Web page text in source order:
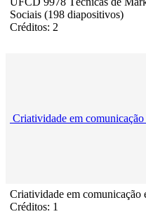
Sociais (198 diapositivos)
Créditos: 2
Criatividade em
Criatividade em
Créditos: 1